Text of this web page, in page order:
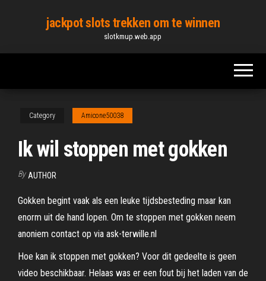
content
jackpot slots trekken om te winnen
slotkmup.web.app
Category Amicone50038
Ik wil stoppen met gokken
By AUTHOR
Gokken begint vaak als een leuke tijdsbesteding maar kan
enorm uit de hand lopen. Om te stoppen met gokken neem
anoniem contact op via ask-terwille.nl
Hoe kan ik stoppen met gokken? Voor dit gedeelte is geen
video beschikbaar. Helaas was er een fout bij het laden van de